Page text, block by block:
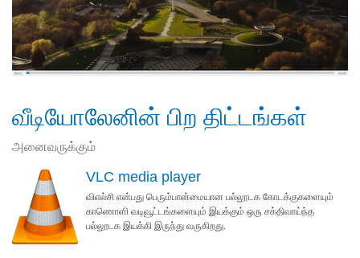
வீடியோலேனின் பிற திட்டங்கள்
அனைவருக்கும்
VLC media player
விஎல்சி என்பது பெரும்பான்மையான பல்லூடக கோடக்குகளையும்
காணொளி வடிவூட்டங்களையும் இயக்கும் ஒரு சக்திவாய்ந்த
பல்லூடக இயக்கி இருந்து வருகிறது.